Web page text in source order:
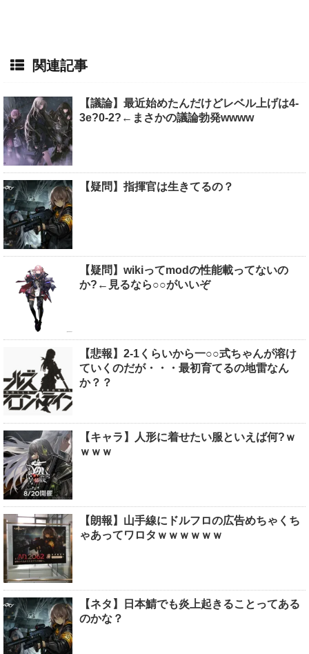
関連記事
【議論】最近始めたんだけどレベル上げは4-
3e?0-2?←まさかの議論勃発wwww
【疑問】指揮官は生きてるの？
【疑問】wikiってmodの性能載ってないの
か?←見るなら○○がいいぞ
【悲報】2-1くらいから一○○式ちゃんが溶け
ていくのだが・・・最初育てるの地雷なん
か？？
【キャラ】人形に着せたい服といえば何?ｗ
ｗｗｗ
【朗報】山手線にドルフロの広告めちゃくち
ゃあってワロタｗｗｗｗｗｗ
【ネタ】日本鯖でも炎上起きることってある
のかな？